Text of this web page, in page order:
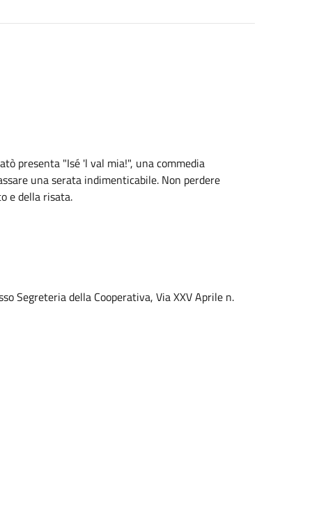
presenta "Isé 'l val mia!", una commedia
una serata indimenticabile. Non perdere
e della risata.
Segreteria della Cooperativa, Via XXV Aprile n.